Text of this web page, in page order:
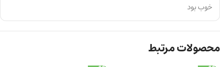
خوب بود
محصولات مرتبط